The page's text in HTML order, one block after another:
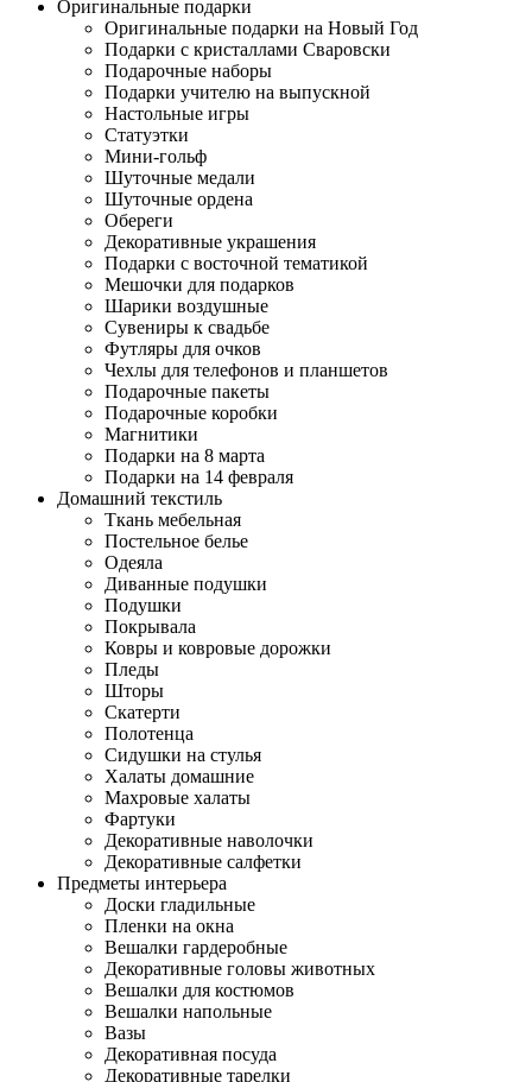
Оригинальные подарки
Оригинальные подарки на Новый Год
Подарки с кристаллами Сваровски
Подарочные наборы
Подарки учителю на выпускной
Настольные игры
Статуэтки
Мини-гольф
Шуточные медали
Шуточные ордена
Обереги
Декоративные украшения
Подарки с восточной тематикой
Мешочки для подарков
Шарики воздушные
Сувениры к свадьбе
Футляры для очков
Чехлы для телефонов и планшетов
Подарочные пакеты
Подарочные коробки
Магнитики
Подарки на 8 марта
Подарки на 14 февраля
Домашний текстиль
Ткань мебельная
Постельное белье
Одеяла
Диванные подушки
Подушки
Покрывала
Ковры и ковровые дорожки
Пледы
Шторы
Скатерти
Полотенца
Сидушки на стулья
Халаты домашние
Махровые халаты
Фартуки
Декоративные наволочки
Декоративные салфетки
Предметы интерьера
Доски гладильные
Пленки на окна
Вешалки гардеробные
Декоративные головы животных
Вешалки для костюмов
Вешалки напольные
Вазы
Декоративная посуда
Декоративные тарелки